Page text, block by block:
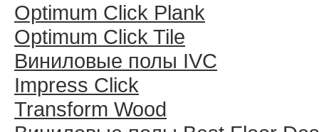
Optimum Click Plank
Optimum Click Tile
Виниловые полы IVC
Impress Click
Transform Wood